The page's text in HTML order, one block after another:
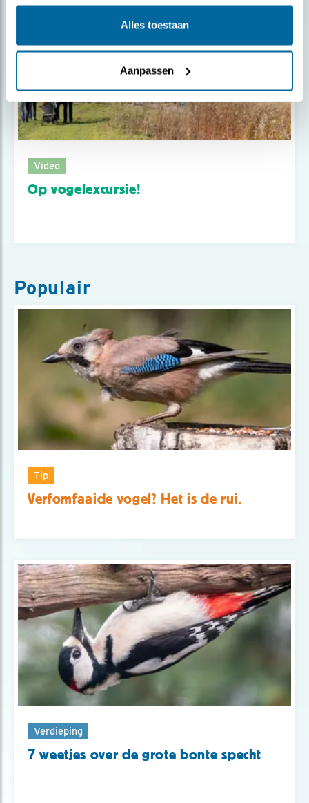
Alles toestaan
Aanpassen
Video
Op vogelexcursie!
Populair
Tip
Verfomfaaide vogel? Het is de rui.
Verdieping
7 weetjes over de grote bonte specht